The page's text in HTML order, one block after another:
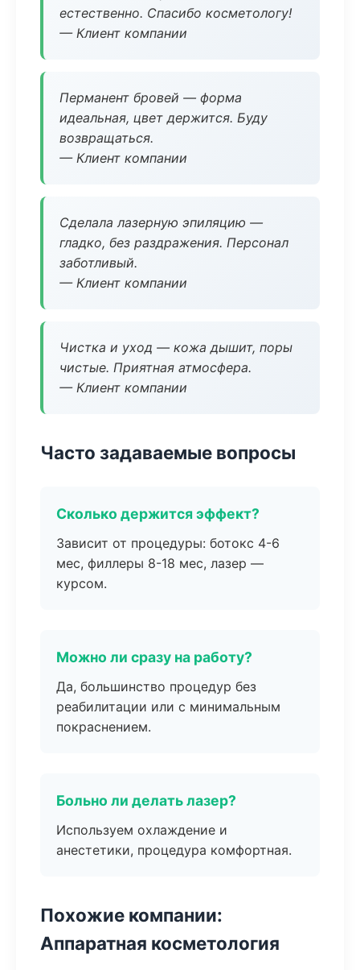
естественно. Спасибо косметологу!
— Клиент компании
Перманент бровей — форма
идеальная, цвет держится. Буду
возвращаться.
— Клиент компании
Сделала лазерную эпиляцию —
гладко, без раздражения. Персонал
заботливый.
— Клиент компании
Чистка и уход — кожа дышит, поры
чистые. Приятная атмосфера.
— Клиент компании
Часто задаваемые вопросы
Сколько держится эффект?
Зависит от процедуры: ботокс 4-6
мес, филлеры 8-18 мес, лазер —
курсом.
Можно ли сразу на работу?
Да, большинство процедур без
реабилитации или с минимальным
покраснением.
Больно ли делать лазер?
Используем охлаждение и
анестетики, процедура комфортная.
Похожие компании:
Аппаратная косметология